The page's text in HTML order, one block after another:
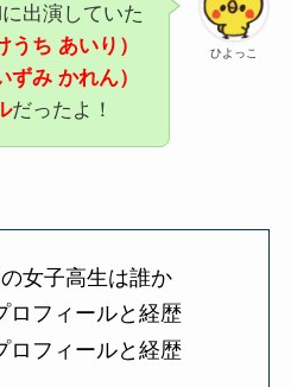
ひよっこ
出演していた
ち あいり）
み かれん）
だったよ！
女子高生は誰か
ロフィールと経歴
ロフィールと経歴